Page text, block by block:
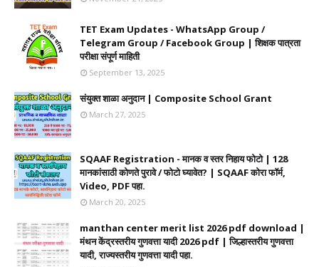
TET Exam Updates - WhatsApp Group /
Telegram Group / Facebook Group | शिक्षक पात्रता
परीक्षा संपूर्ण माहिती
September 13, 2025
संयुक्त शाळा अनुदान | Composite School Grant
March 27, 2025
SQAAF Registration - मानक व स्तर निहाय फोटो | 128
मानकांसाठी कोणते पुरावे / फोटो घ्यावेत? | SQAAF कोरा फॉर्म,
Video, PDF पहा.
March 20, 2025
manthan center merit list 2026 pdf download |
मंथन केंद्रस्तरीय गुणवत्ता यादी 2026 pdf | जिल्हास्तरीय गुणवत्ता
यादी, राज्यस्तरीय गुणवत्ता यादी पहा.